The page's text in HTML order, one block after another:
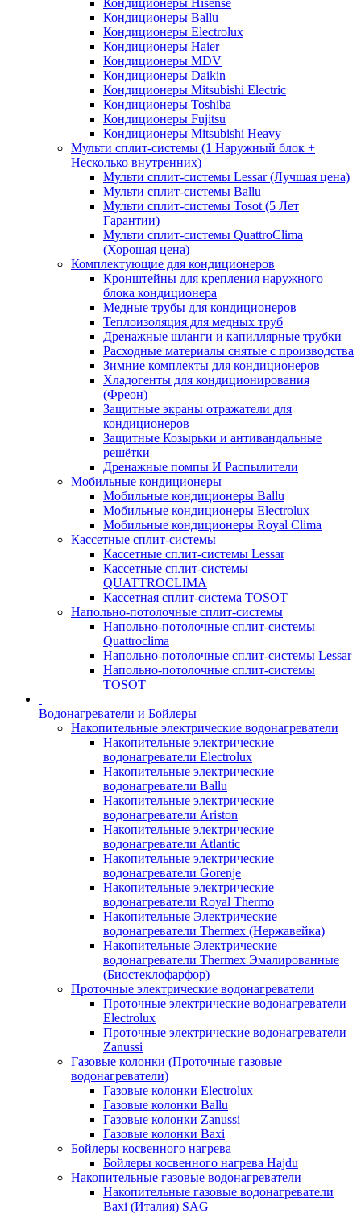
Кондиционеры Hisense
Кондиционеры Ballu
Кондиционеры Electrolux
Кондиционеры Haier
Кондиционеры MDV
Кондиционеры Daikin
Кондиционеры Mitsubishi Electric
Кондиционеры Toshiba
Кондиционеры Fujitsu
Кондиционеры Mitsubishi Heavy
Мульти сплит-системы (1 Наружный блок +
Несколько внутренних)
Мульти сплит-системы Lessar (Лучшая цена)
Мульти сплит-системы Ballu
Мульти сплит-системы Tosot (5 Лет
Гарантии)
Мульти сплит-системы QuattroClima
(Хорошая цена)
Комплектующие для кондиционеров
Кронштейны для крепления наружного
блока кондиционера
Медные трубы для кондиционеров
Теплоизоляция для медных труб
Дренажные шланги и капиллярные трубки
Расходные материалы снятые с производства
Зимние комплекты для кондиционеров
Хладогенты для кондиционирования
(Фреон)
Защитные экраны отражатели для
кондиционеров
Защитные Козырьки и антивандальные
решётки
Дренажные помпы И Распылители
Мобильные кондиционеры
Мобильные кондиционеры Ballu
Мобильные кондиционеры Electrolux
Мобильные кондиционеры Royal Clima
Кассетные сплит-системы
Кассетные сплит-системы Lessar
Кассетные сплит-системы
QUATTROCLIMA
Кассетная сплит-система TOSOT
Напольно-потолочные сплит-системы
Напольно-потолочные сплит-системы
Quattroclima
Напольно-потолочные сплит-системы Lessar
Напольно-потолочные сплит-системы
TOSOT
Водонагреватели и Бойлеры
Накопительные электрические водонагреватели
Накопительные электрические
водонагреватели Electrolux
Накопительные электрические
водонагреватели Ballu
Накопительные электрические
водонагреватели Ariston
Накопительные электрические
водонагреватели Atlantic
Накопительные электрические
водонагреватели Gorenje
Накопительные электрические
водонагреватели Royal Thermo
Накопительные Электрические
водонагреватели Thermex (Нержавейка)
Накопительные Электрические
водонагреватели Thermex Эмалированные
(Биостеклофарфор)
Проточные электрические водонагреватели
Проточные электрические водонагреватели
Electrolux
Проточные электрические водонагреватели
Zanussi
Газовые колонки (Проточные газовые
водонагреватели)
Газовые колонки Electrolux
Газовые колонки Ballu
Газовые колонки Zanussi
Газовые колонки Baxi
Бойлеры косвенного нагрева
Бойлеры косвенного нагрева Hajdu
Накопительные газовые водонагреватели
Накопительные газовые водонагреватели
Baxi (Италия) SAG